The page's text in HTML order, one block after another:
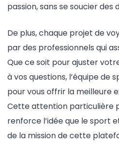
passion, sans se soucier des
De plus, chaque projet de
par des professionnels qui
Que ce soit pour ajuster
à vos questions, l’équipe de
pour vous offrir la meilleure
Cette attention particulière
renforce l’idée que le sport
de la mission de cette